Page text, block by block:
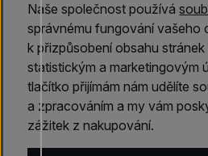
Vlastnosti
Antonio Puig
Hodnocení
Naše společnost používá
správnému fungování vašeho
k přizpůsobení obsahu
statistickým a marketingovým
tlačítko přijímám nám udělíte
a zpracováním a my vám
zážitek z nakupování.